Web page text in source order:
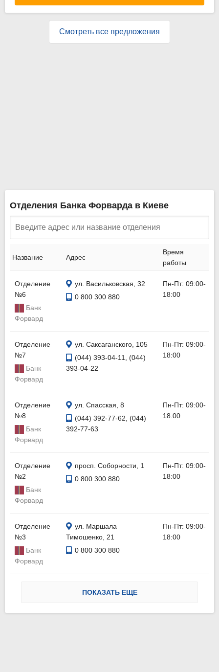
Смотреть все предложения
Отделения Банка Форварда в Киеве
Название Адрес
Время
работы
Отделение
№6
Банк
Форвард
ул. Васильковская, 32
0 800 300 880
Пн-Пт: 09:00-
18:00
Отделение
№7
Банк
Форвард
ул. Саксаганского, 105
(044) 393-04-11, (044)
393-04-22
Пн-Пт: 09:00-
18:00
Отделение
№8
Банк
Форвард
ул. Спасская, 8
(044) 392-77-62, (044)
392-77-63
Пн-Пт: 09:00-
18:00
Отделение
№2
Банк
Форвард
просп. Соборности, 1
0 800 300 880
Пн-Пт: 09:00-
18:00
Отделение
№3
Банк
Форвард
ул. Маршала
Тимошенко, 21
0 800 300 880
Пн-Пт: 09:00-
18:00
ПОКАЗАТЬ ЕЩЕ